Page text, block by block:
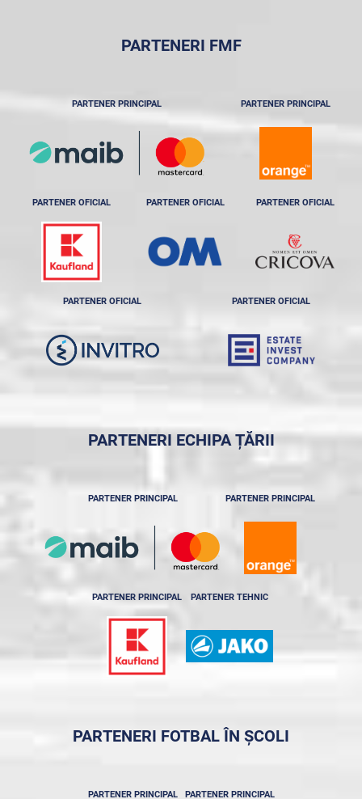
PARTENERI FMF
PARTENER PRINCIPAL PARTENER PRINCIPAL
PARTENER OFICIAL PARTENER OFICIAL PARTENER OFICIAL
PARTENER OFICIAL PARTENER OFICIAL
PARTENERI ECHIPA ȚĂRII
PARTENER PRINCIPAL PARTENER PRINCIPAL
PARTENER PRINCIPAL PARTENER TEHNIC
PARTENERI FOTBAL ÎN ȘCOLI
PARTENER PRINCIPAL PARTENER PRINCIPAL